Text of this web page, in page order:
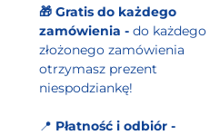
🎁 Gratis do każdego
zamówienia - do każdego
złożonego zamówienia
otrzymasz prezent
niespodziankę!
📍 Płatność i odbiór -